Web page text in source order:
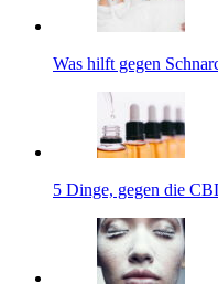
Was hilft gegen
5 Dinge, gegen die